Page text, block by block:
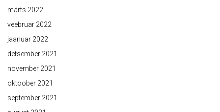
märts 2022
veebruar 2022
jaanuar 2022
detsember 2021
november 2021
oktoober 2021
september 2021